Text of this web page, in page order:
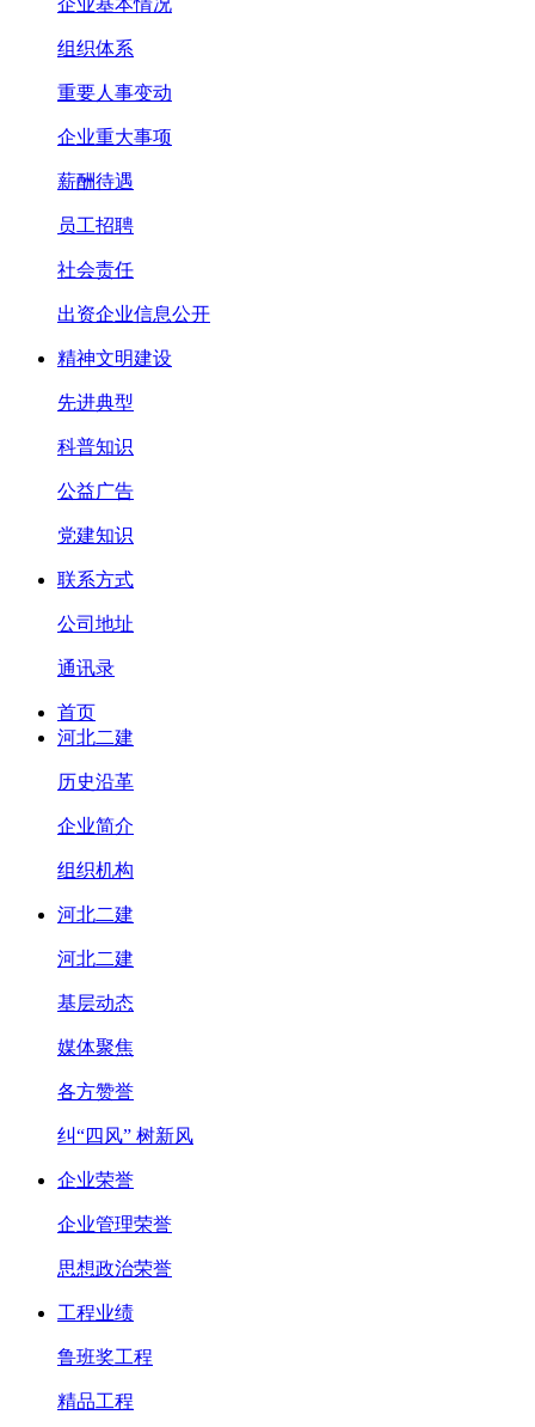
组织体系
重要人事变动
企业重大事项
薪酬待遇
员工招聘
社会责任
出资企业信息公开
精神文明建设
先进典型
科普知识
公益广告
党建知识
联系方式
公司地址
通讯录
首页
河北二建
历史沿革
企业简介
组织机构
河北二建
河北二建
基层动态
媒体聚焦
各方赞誉
纠“四风” 树新风
企业荣誉
企业管理荣誉
思想政治荣誉
工程业绩
鲁班奖工程
精品工程